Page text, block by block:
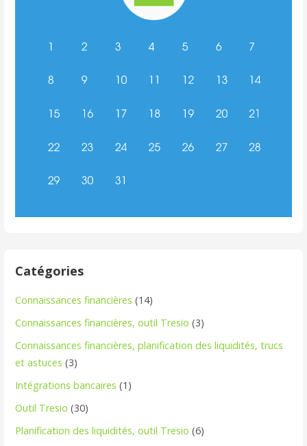
Catégories
Connaissances financières (14)
Connaissances financières, outil Tresio (3)
Connaissances financières, planification des liquidités, trucs
et astuces (3)
Intégrations bancaires (1)
Outil Tresio (30)
Planification des liquidités, outil Tresio (6)